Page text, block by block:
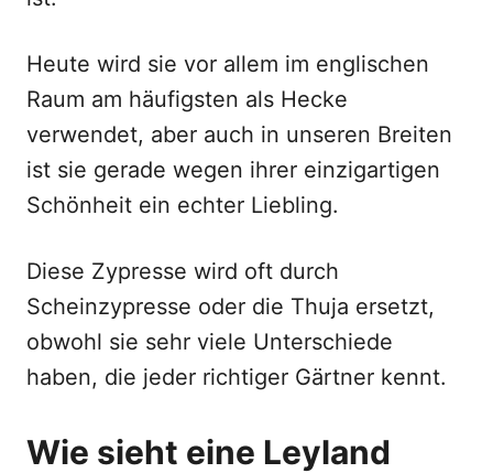
Heute wird sie vor allem im englischen
Raum am häufigsten als Hecke
verwendet, aber auch in unseren Breiten
ist sie gerade wegen ihrer einzigartigen
Schönheit ein echter Liebling.
Diese Zypresse wird oft durch
Scheinzypresse oder die Thuja ersetzt,
obwohl sie sehr viele Unterschiede
haben, die jeder richtiger Gärtner kennt.
Wie sieht eine Leyland